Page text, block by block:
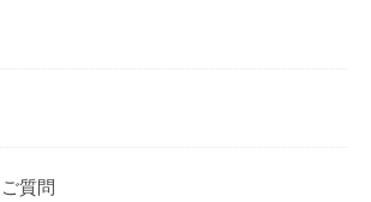
質問